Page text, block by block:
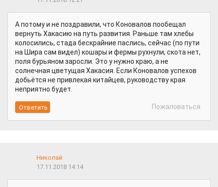
А потому и не поздравили, что Коновалов пообещал
вернуть Хакасию на путь развития. Раньше там хлебы
колосились, стада бескрайние паслись, сейчас (по пути
на Шира сам видел) кошары и фермы рухнули, скота нет,
поля бурьяном заросли. Это у нужно краю, а не
солнечная цветущая Хакасия. Если Коновалов успехов
добьётся не привлекая китайцев, руководству края
неприятно будет.
Пожаловаться
Николай
17.11.2018 14:14